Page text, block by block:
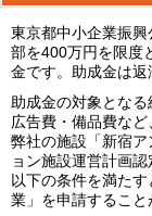
東京都中小企業振
部を400万円を限度
金です。助成金は返
助成金の対象とな
広告費・備品費など
弊社の施設「新宿
ョン施設運営計画
以下の条件を満た
業」を申請すること